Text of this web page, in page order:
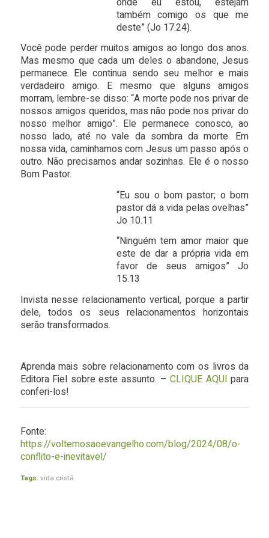
também comigo os que me
deste” (Jo 17.24).
Você pode perder muitos amigos ao longo dos anos.
Mas mesmo que cada um deles o abandone, Jesus
permanece. Ele continua sendo seu melhor e mais
verdadeiro amigo. E mesmo que alguns amigos
morram, lembre-se disso:“A morte pode nos privar de
nossos amigos queridos, mas não pode nos privar do
nosso melhor amigo”. Ele permanece conosco, ao
nosso lado, até no vale da sombra da morte. Em
nossa vida, caminhamos com Jesus um passo após o
outro. Não precisamos andar sozinhas. Ele é o nosso
Bom Pastor.
“Eu sou o bom pastor; o bom
pastor dá a vida pelas ovelhas”
Jo 10.11
“Ninguém tem amor maior que
este de dar a própria vida em
favor de seus amigos” Jo
15.13
Invista nesse relacionamento vertical, porque a partir
dele, todos os seus relacionamentos horizontais
serão transformados.
Aprenda mais sobre relacionamento com os livros da
Editora Fiel sobre este assunto. –CLIQUE AQUI para
conferi-los!
Fonte:
https://voltemosaoevangelho.com/blog/2024/08/o-
conflito-e-inevitavel/
Tags: vida cristã